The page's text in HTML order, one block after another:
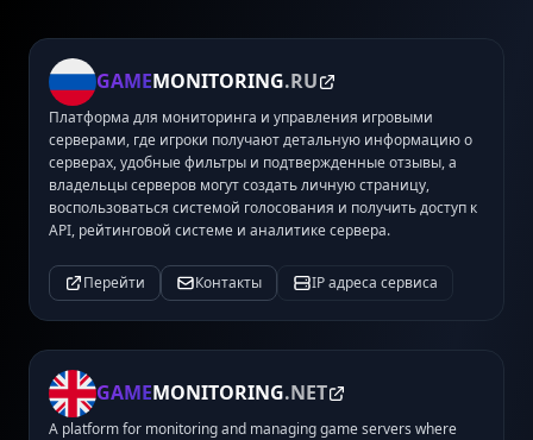
GAMEMONITORING.RU
Платформа для мониторинга и управления игровыми
серверами, где игроки получают детальную информацию о
серверах, удобные фильтры и подтвержденные отзывы, а
владельцы серверов могут создать личную страницу,
воспользоваться системой голосования и получить доступ к
API, рейтинговой системе и аналитике сервера.
Перейти Контакты IP адреса сервиса
GAMEMONITORING.NET
A platform for monitoring and managing game servers where